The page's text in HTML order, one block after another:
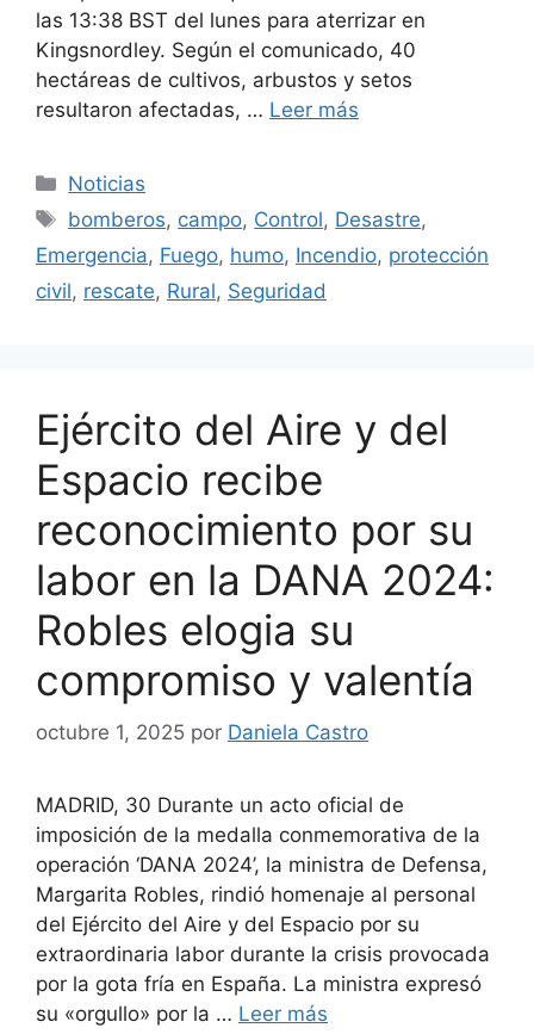
las 13:38 BST del lunes para aterrizar en
Kingsnordley. Según el comunicado, 40
hectáreas de cultivos, arbustos y setos
resultaron afectadas, … Leer más
Categorías
Noticias
Etiquetas
bomberos, campo, Control, Desastre,
Emergencia, Fuego, humo, Incendio, protección
civil, rescate, Rural, Seguridad
Ejército del Aire y del
Espacio recibe
reconocimiento por su
labor en la DANA 2024:
Robles elogia su
compromiso y valentía
octubre 1, 2025 por Daniela Castro
MADRID, 30 Durante un acto oficial de
imposición de la medalla conmemorativa de la
operación ‘DANA 2024’, la ministra de Defensa,
Margarita Robles, rindió homenaje al personal
del Ejército del Aire y del Espacio por su
extraordinaria labor durante la crisis provocada
por la gota fría en España. La ministra expresó
su «orgullo» por la … Leer más